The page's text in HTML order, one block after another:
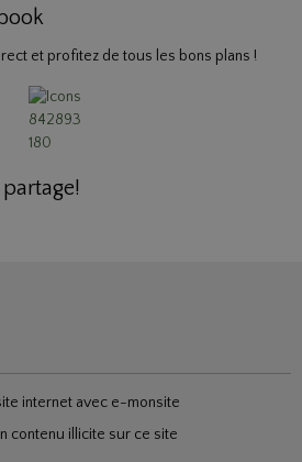
et profitez de tous les bons plans !
internet avec e-monsite
contenu illicite sur ce site